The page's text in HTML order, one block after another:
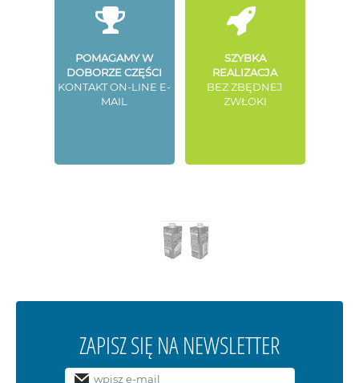
POMAGAMY W
DOBORZE CZĘŚCI
KONTAKT ON-LINE E-
MAIL
SZYBKA
REALIZACJA
BEZ ZBĘDNEJ
ZWŁOKI
ZAPISZ SIĘ NA NEWSLETTER